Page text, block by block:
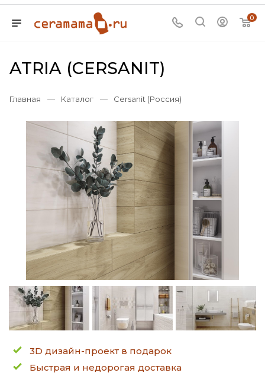
0
ATRIA (CERSANIT)
Главная — Каталог — Cersanit (Россия)
3D дизайн-проект в подарок
Быстрая и недорогая доставка